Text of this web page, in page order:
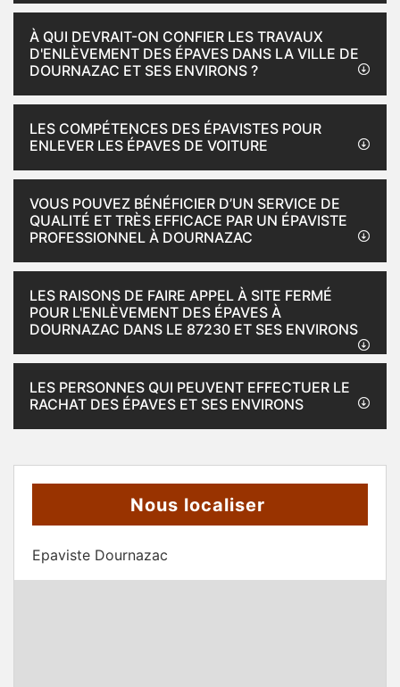
À QUI DEVRAIT-ON CONFIER LES TRAVAUX
D'ENLÈVEMENT DES ÉPAVES DANS LA VILLE DE
DOURNAZAC ET SES ENVIRONS ?
LES COMPÉTENCES DES ÉPAVISTES POUR
ENLEVER LES ÉPAVES DE VOITURE
VOUS POUVEZ BÉNÉFICIER D’UN SERVICE DE
QUALITÉ ET TRÈS EFFICACE PAR UN ÉPAVISTE
PROFESSIONNEL À DOURNAZAC
LES RAISONS DE FAIRE APPEL À SITE FERMÉ
POUR L'ENLÈVEMENT DES ÉPAVES À
DOURNAZAC DANS LE 87230 ET SES ENVIRONS
LES PERSONNES QUI PEUVENT EFFECTUER LE
RACHAT DES ÉPAVES ET SES ENVIRONS
Nous localiser
Epaviste Dournazac